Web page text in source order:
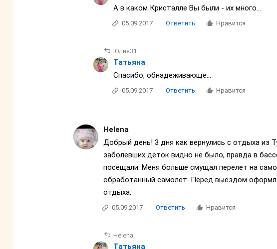
А в каком Кристалле Вы были - их много...
05.09.2017 Ответить Нравится
Юлия31
Татьяна
Спасибо, обнадеживающе...
05.09.2017 Ответить Нравится
Helena
Добрый день! 3 дня как вернулись с отдыха из
заболевших деток видно не было, правда в
посещали. Меня больше смущал перелет на
обработанный самолет. Перед выездом
отдыха.
05.09.2017 Ответить Нравится
Helena
Татьяна